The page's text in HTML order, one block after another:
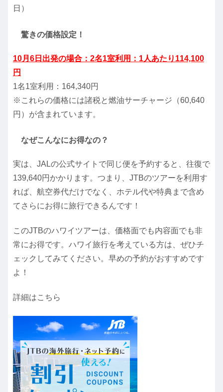
日）
驚きの価格設定！
10月6日出発の場合：2名1室利用：1人あたり114,100
円
1名1室利用：164,340円
※これらの価格には諸税と燃油サーチャージ（60,640
円）が含まれています。
なぜこんなにお得なの？
実は、JALの公式サイトで同じ便を予約すると、往復で
139,640円かかります。つまり、JTBのツアーを利用す
れば、航空券代だけでなく、ホテル代や特典まで含め
てさらにお得に旅行できるんです！
このJTBのハワイツアーは、価格面でも内容面でも非
常にお得です。ハワイ旅行を考えている方は、ぜひチ
ェックしてみてください。早めの予約がおすすめです
よ！
詳細はこちら